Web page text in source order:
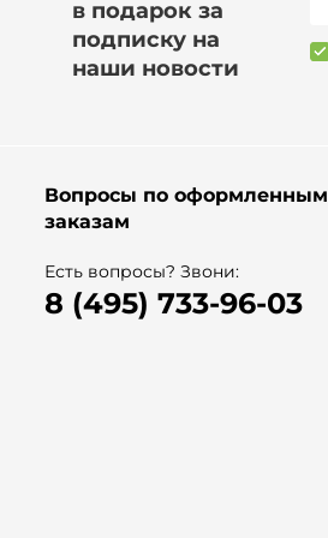
в подарок за
подписку на
наши новости
Вопросы по оформленным
заказам
Есть вопросы? Звони:
8 (495) 733-96-03